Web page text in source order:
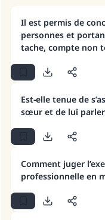
Il est permis de
personnes et
tache, compte non
Est-elle tenue de
sœur et de lui parler
Comment juger
professionnelle en